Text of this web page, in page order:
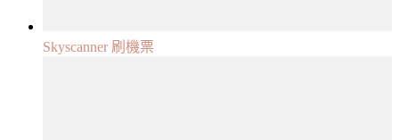
Skyscanner 刷機票